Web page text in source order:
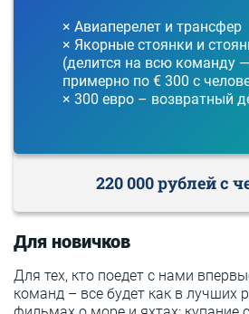
× Авиаперелет и трансфер
× Якорные стоянки и
(делится на всю команду
примерно по € 300 с
× 300 евро – возвратный
220 000 рублей с
Для новичков
Для тех, кто поедет с нами
команд – все будет как в лучших